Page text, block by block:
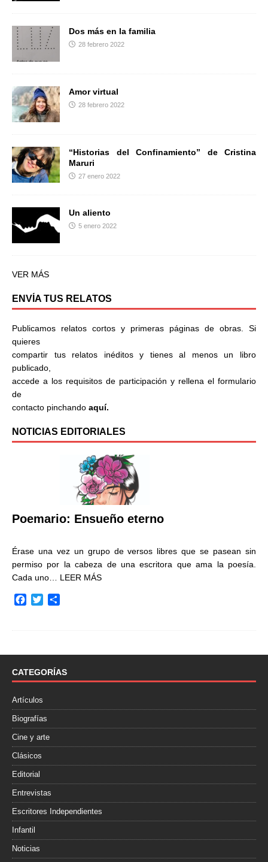
Dos más en la familia
28 febrero 2022
Amor virtual
28 febrero 2022
“Historias del Confinamiento” de Cristina
Maruri
27 enero 2022
Un aliento
5 enero 2022
VER MÁS
ENVÍA TUS RELATOS
Publicamos relatos cortos y primeras páginas de obras. Si
quieres
compartir tus relatos inéditos y tienes al menos un libro
publicado,
accede a los requisitos de participación y rellena el formulario
de
contacto pinchando aquí.
NOTICIAS EDITORIALES
Poemario: Ensueño eterno
Érase una vez un grupo de versos libres que se pasean sin
permiso por la cabeza de una escritora que ama la poesía.
Cada uno… LEER MÁS
o
k
r
t
i
CATEGORÍAS
Artículos
Biografías
Cine y arte
Clásicos
Editorial
Entrevistas
Escritores Independientes
Infantil
Noticias